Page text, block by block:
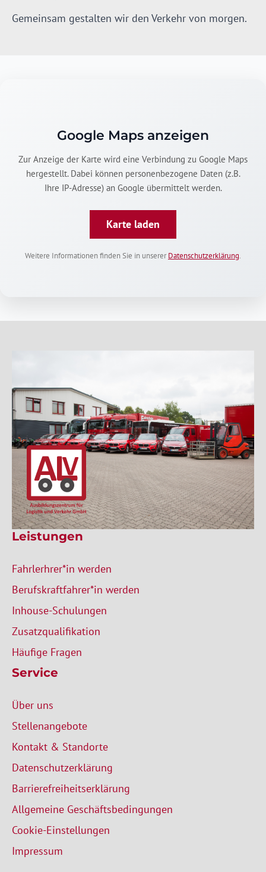
Gemeinsam gestalten wir den Verkehr von morgen.
Google Maps anzeigen
Zur Anzeige der Karte wird eine Verbindung zu Google Maps
hergestellt. Dabei können personenbezogene Daten (z.B.
Ihre IP-Adresse) an Google übermittelt werden.
Karte laden
Weitere Informationen finden Sie in unsererDatenschutzerklärung.
Leistungen
Fahrlerhrer*in werden
Berufskraftfahrer*in werden
Inhouse-Schulungen
Zusatzqualifikation
Häufige Fragen
Service
Über uns
Stellenangebote
Kontakt & Standorte
Datenschutzerklärung
Barrierefreiheitserklärung
Allgemeine Geschäftsbedingungen
Cookie-Einstellungen
Impressum